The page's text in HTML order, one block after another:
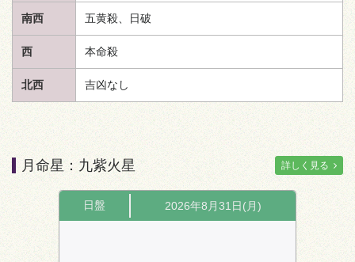
南西 五黄殺、日破
西 本命殺
北西 吉凶なし
月命星：九紫火星 詳しく見る
日盤 2026年8月31日(月)